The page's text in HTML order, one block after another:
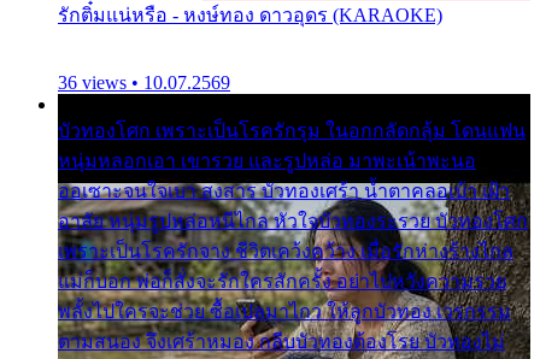
รักติ๋มแน่หรือ - หงษ์ทอง ดาวอุดร (KARAOKE)
36 views • 10.07.2569
บัวทองโศก เพราะเป็นโรครักรุม ในอกกลัดกลุ้ม โดนแฟน
หนุ่มหลอกเอา เขารวย และรูปหล่อ มาพะเน้าพะนอ
ออเซาะจนใจเบา สงสาร บัวทองเศร้า น้ำตาคลอเบ้า เฝ้า
อาลัย หนุ่มรูปหล่อหนีไกล หัวใจบัวทองระรวย บัวทองโศก
เพราะเป็นโรครักจาง ชีวิตเคว้งคว้าง เมื่อรักห่างร้างไกล
แม่ก็บอก พ่อก็สั่งจะรักใครสักครั้ง อย่าไปหวังความรวย
พลั้งไปใครจะช่วย ซื้อเปลมาไกว ให้ลูกบัวทอง เวรกรรม
ตามสนอง จึงเศร้าหมอง กลีบบัวทองต้องโรย บัวทองไม่